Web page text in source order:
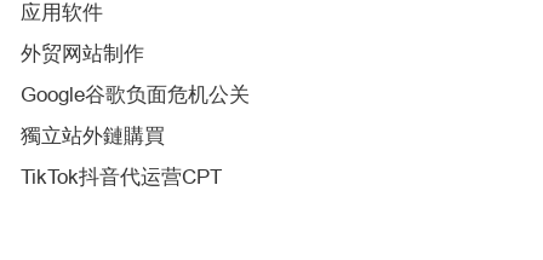
应用软件
外贸网站制作
Google谷歌负面危机公关
獨立站外鏈購買
TikTok抖音代运营CPT